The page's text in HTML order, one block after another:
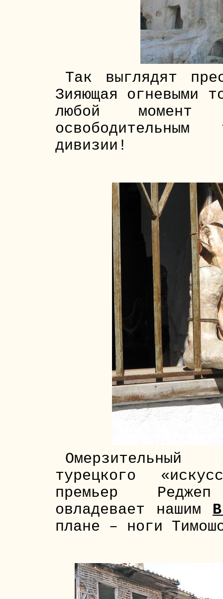
Так выглядят
Зияющая огневыми
любой момент
освободительным
дивизии!
Омерзительный
турецкого
премьер
овладевает нашим
плане – ноги